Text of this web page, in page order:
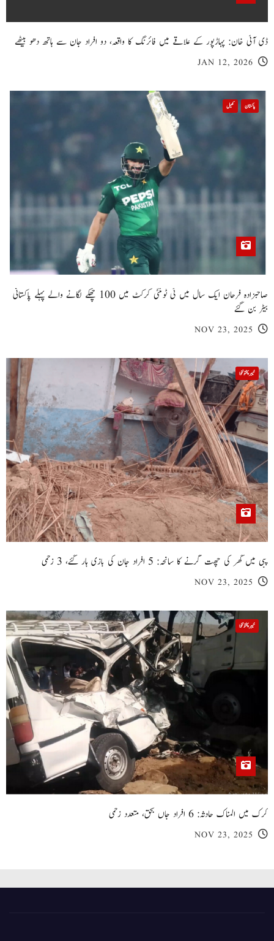
ڈی آئی خان: پہاڑپور کے علاقے میں فائرنگ کا واقعہ، دو افراد جان سے ہاتھ دھو بیٹھے
JAN 12, 2026
پاکستان کھیل
صاحبزادہ فرحان ایک سال میں ٹی ٹوئنٹی کرکٹ میں 100 چھکے لگانے والے پہلے پاکستانی
بیٹر بن گئے
NOV 23, 2025
خیبر پختونخوا
پبی میں گھر کی چھت گرنے کا سانحہ: 5 افراد جان کی بازی ہار گئے، 3 زخمی
NOV 23, 2025
خیبر پختونخوا
کرک میں المناک حادثہ: 6 افراد جاں بحق، متعدد زخمی
NOV 23, 2025